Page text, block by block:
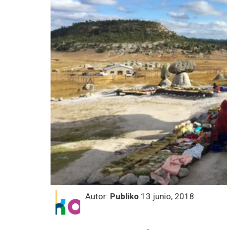
Autor: Publiko 13 junio, 2018